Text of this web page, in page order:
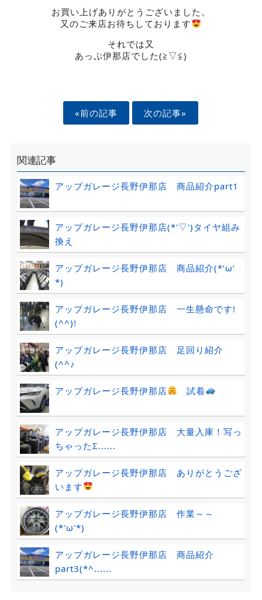
お買い上げありがとうございました。
又のご来店お待ちしております
それでは又
あっぷ伊那店でした(≧▽≦)
«前の記事 次の記事»
関連記事
アップガレージ長野伊那店 商品紹介part1
アップガレージ長野伊那店(*'▽')タイヤ組み
換え
アップガレージ長野伊那店 商品紹介(*‘ω‘
*)
アップガレージ長野伊那店 一生懸命です!
(^^)!
アップガレージ長野伊那店 足回り紹介
(^^♪
アップガレージ長野伊那店 試着
アップガレージ長野伊那店 大量入庫！写っ
ちゃったΣ......
アップガレージ長野伊那店 ありがとうござ
います
アップガレージ長野伊那店 作業～～
(*'ω'*)
アップガレージ長野伊那店 商品紹介
part3(*^......